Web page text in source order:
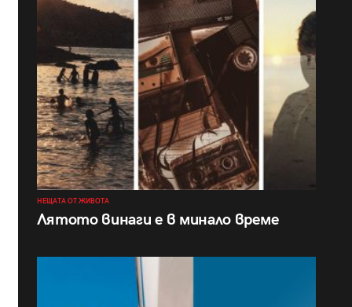
НЕЩАТА ОТ ЖИВОТА
Лятото винаги е в минало време